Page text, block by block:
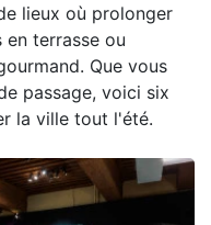
lieux où prolonger
en terrasse ou
Que vous
passage, voici six
la ville tout l'été.